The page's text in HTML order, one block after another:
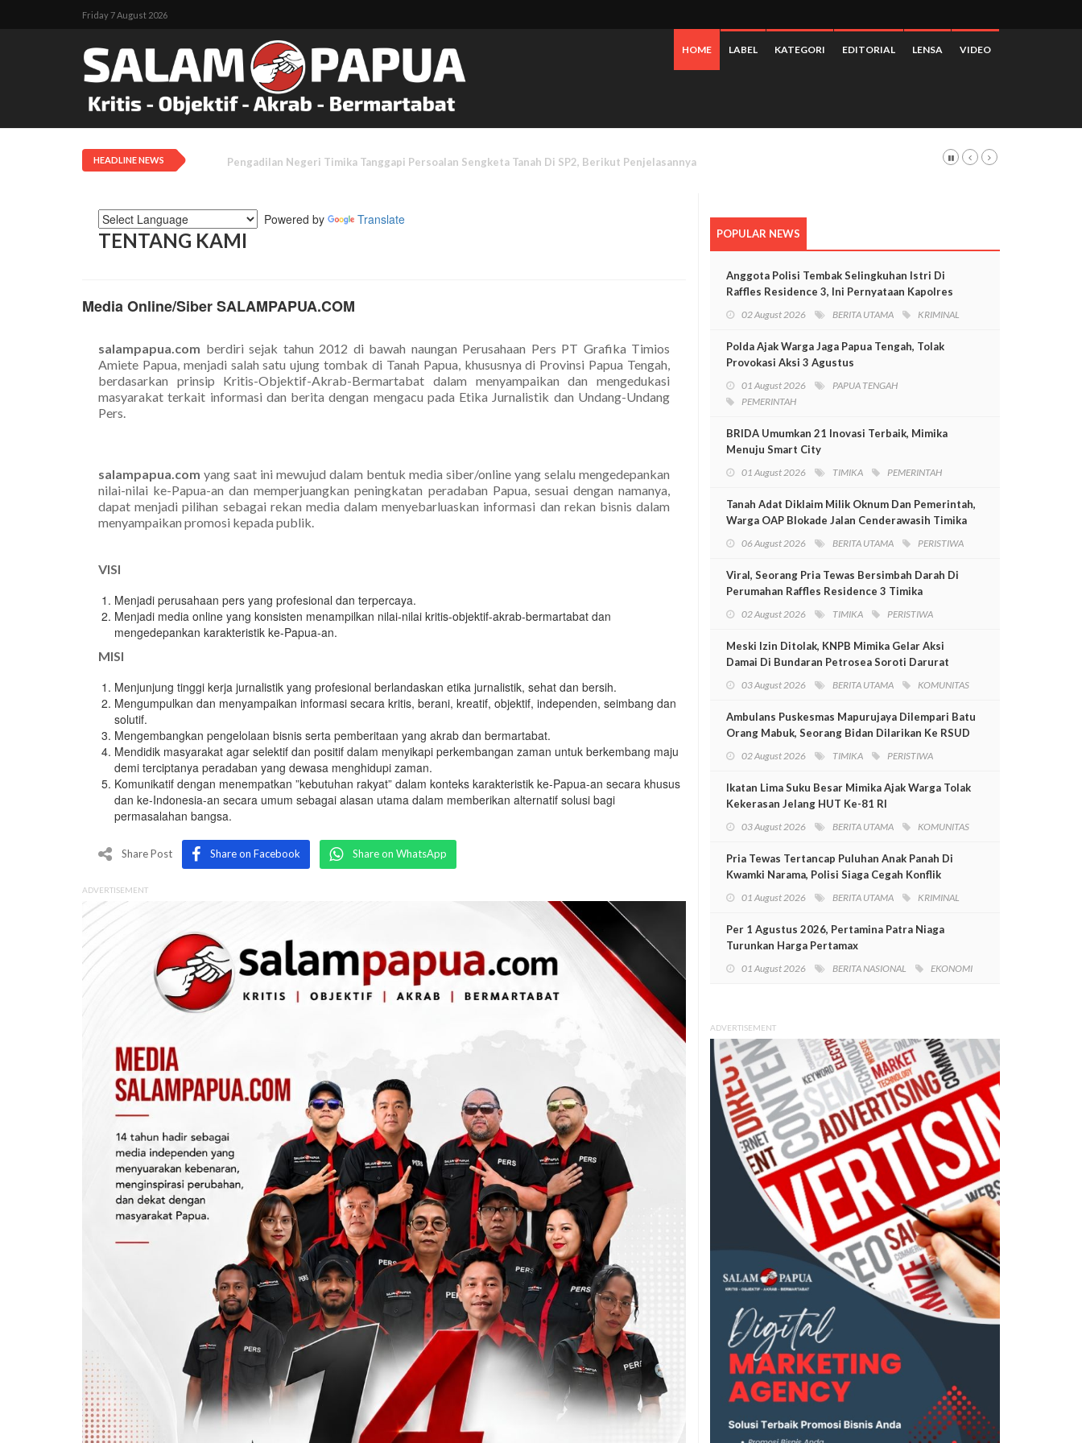
Friday 7 August 2026
HOME LABEL KATEGORI EDITORIAL LENSA VIDEO
HEADLINE NEWS Tanah Adat Diklaim Milik Oknum Dan Pemerintah, Warga OAP Blokade Jalan Cenderawasih Timika
Powered by Translate
TENTANG KAMI
Media Online/Siber SALAMPAPUA.COM
salampapua.com berdiri sejak tahun 2012 di bawah naungan Perusahaan Pers PT Grafika Timios
Amiete Papua, menjadi salah satu ujung tombak di Tanah Papua, khususnya di Provinsi Papua Tengah,
berdasarkan prinsip Kritis-Objektif-Akrab-Bermartabat dalam menyampaikan dan mengedukasi
masyarakat terkait informasi dan berita dengan mengacu pada Etika Jurnalistik dan Undang-Undang
Pers.
salampapua.com yang saat ini mewujud dalam bentuk media siber/online yang selalu mengedepankan
nilai-nilai ke-Papua-an dan memperjuangkan peningkatan peradaban Papua, sesuai dengan namanya,
dapat menjadi pilihan sebagai rekan media dalam menyebarluaskan informasi dan rekan bisnis dalam
menyampaikan promosi kepada publik.
VISI
Menjadi perusahaan pers yang profesional dan terpercaya.
Menjadi media online yang konsisten menampilkan nilai-nilai kritis-objektif-akrab-bermartabat dan
mengedepankan karakteristik ke-Papua-an.
MISI
Menjunjung tinggi kerja jurnalistik yang profesional berlandaskan etika jurnalistik, sehat dan bersih.
Mengumpulkan dan menyampaikan informasi secara kritis, berani, kreatif, objektif, independen, seimbang dan
solutif.
Mengembangkan pengelolaan bisnis serta pemberitaan yang akrab dan bermartabat.
Mendidik masyarakat agar selektif dan positif dalam menyikapi perkembangan zaman untuk berkembang maju
demi terciptanya peradaban yang dewasa menghidupi zaman.
Komunikatif dengan menempatkan ”kebutuhan rakyat” dalam konteks karakteristik ke-Papua-an secara khusus
dan ke-Indonesia-an secara umum sebagai alasan utama dalam memberikan alternatif solusi bagi
permasalahan bangsa.
Share Post Share on Facebook Share on WhatsApp
ADVERTISEMENT
POPULAR NEWS
Anggota Polisi Tembak Selingkuhan Istri Di
Raffles Residence 3, Ini Pernyataan Kapolres
02 August 2026 BERITA UTAMA KRIMINAL
Polda Ajak Warga Jaga Papua Tengah, Tolak
Provokasi Aksi 3 Agustus
01 August 2026
PAPUA TENGAH
PEMERINTAH
BRIDA Umumkan 21 Inovasi Terbaik, Mimika
Menuju Smart City
01 August 2026 TIMIKA PEMERINTAH
Tanah Adat Diklaim Milik Oknum Dan Pemerintah,
Warga OAP Blokade Jalan Cenderawasih Timika
06 August 2026 BERITA UTAMA PERISTIWA
Viral, Seorang Pria Tewas Bersimbah Darah Di
Perumahan Raffles Residence 3 Timika
02 August 2026 TIMIKA PERISTIWA
Meski Izin Ditolak, KNPB Mimika Gelar Aksi
Damai Di Bundaran Petrosea Soroti Darurat
03 August 2026 BERITA UTAMA KOMUNITAS
Ambulans Puskesmas Mapurujaya Dilempari Batu
Orang Mabuk, Seorang Bidan Dilarikan Ke RSUD
02 August 2026 TIMIKA PERISTIWA
Ikatan Lima Suku Besar Mimika Ajak Warga Tolak
Kekerasan Jelang HUT Ke-81 RI
03 August 2026 BERITA UTAMA KOMUNITAS
Pria Tewas Tertancap Puluhan Anak Panah Di
Kwamki Narama, Polisi Siaga Cegah Konflik
01 August 2026 BERITA UTAMA KRIMINAL
Per 1 Agustus 2026, Pertamina Patra Niaga
Turunkan Harga Pertamax
01 August 2026 BERITA NASIONAL EKONOMI
ADVERTISEMENT